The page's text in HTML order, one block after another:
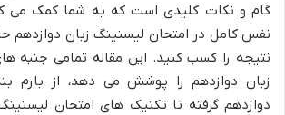
گام و نکات کلیدی است که به شما کمک می
نفس کامل در امتحان لیسنینگ زبان دوازدهم
نتیجه را کسب کنید. این مقاله تمامی جنبه
زبان دوازدهمرا پوشش می دهد، از بارم
دوازدهمگرفته تا تکنیک های امتحان